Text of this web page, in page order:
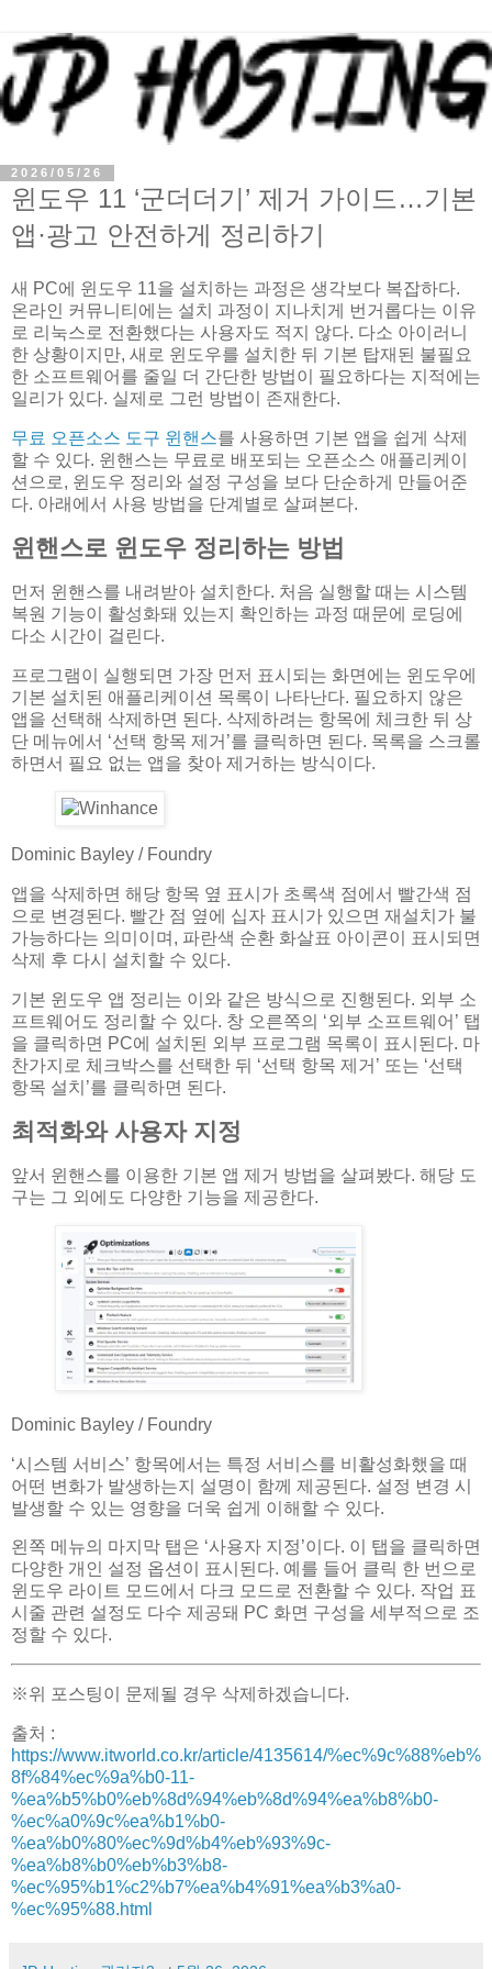
2026/05/26
윈도우 11 ‘군더더기’ 제거 가이드…기본
앱·광고 안전하게 정리하기
새 PC에 윈도우 11을 설치하는 과정은 생각보다 복잡하다.
온라인 커뮤니티에는 설치 과정이 지나치게 번거롭다는 이유
로 리눅스로 전환했다는 사용자도 적지 않다. 다소 아이러니
한 상황이지만, 새로 윈도우를 설치한 뒤 기본 탑재된 불필요
한 소프트웨어를 줄일 더 간단한 방법이 필요하다는 지적에는
일리가 있다. 실제로 그런 방법이 존재한다.
무료 오픈소스 도구 윈핸스를 사용하면 기본 앱을 쉽게 삭제
할 수 있다. 윈핸스는 무료로 배포되는 오픈소스 애플리케이
션으로, 윈도우 정리와 설정 구성을 보다 단순하게 만들어준
다. 아래에서 사용 방법을 단계별로 살펴본다.
윈핸스로 윈도우 정리하는 방법
먼저 윈핸스를 내려받아 설치한다. 처음 실행할 때는 시스템
복원 기능이 활성화돼 있는지 확인하는 과정 때문에 로딩에
다소 시간이 걸린다.
프로그램이 실행되면 가장 먼저 표시되는 화면에는 윈도우에
기본 설치된 애플리케이션 목록이 나타난다. 필요하지 않은
앱을 선택해 삭제하면 된다. 삭제하려는 항목에 체크한 뒤 상
단 메뉴에서 ‘선택 항목 제거’를 클릭하면 된다. 목록을 스크롤
하면서 필요 없는 앱을 찾아 제거하는 방식이다.
Dominic Bayley / Foundry
앱을 삭제하면 해당 항목 옆 표시가 초록색 점에서 빨간색 점
으로 변경된다. 빨간 점 옆에 십자 표시가 있으면 재설치가 불
가능하다는 의미이며, 파란색 순환 화살표 아이콘이 표시되면
삭제 후 다시 설치할 수 있다.
기본 윈도우 앱 정리는 이와 같은 방식으로 진행된다. 외부 소
프트웨어도 정리할 수 있다. 창 오른쪽의 ‘외부 소프트웨어’ 탭
을 클릭하면 PC에 설치된 외부 프로그램 목록이 표시된다. 마
찬가지로 체크박스를 선택한 뒤 ‘선택 항목 제거’ 또는 ‘선택
항목 설치’를 클릭하면 된다.
최적화와 사용자 지정
앞서 윈핸스를 이용한 기본 앱 제거 방법을 살펴봤다. 해당 도
구는 그 외에도 다양한 기능을 제공한다.
Dominic Bayley / Foundry
‘시스템 서비스’ 항목에서는 특정 서비스를 비활성화했을 때
어떤 변화가 발생하는지 설명이 함께 제공된다. 설정 변경 시
발생할 수 있는 영향을 더욱 쉽게 이해할 수 있다.
왼쪽 메뉴의 마지막 탭은 ‘사용자 지정’이다. 이 탭을 클릭하면
다양한 개인 설정 옵션이 표시된다. 예를 들어 클릭 한 번으로
윈도우 라이트 모드에서 다크 모드로 전환할 수 있다. 작업 표
시줄 관련 설정도 다수 제공돼 PC 화면 구성을 세부적으로 조
정할 수 있다.
※위 포스팅이 문제될 경우 삭제하겠습니다.
출처 :
https://www.itworld.co.kr/article/4135614/%ec%9c%88%eb%
8f%84%ec%9a%b0-11-
%ea%b5%b0%eb%8d%94%eb%8d%94%ea%b8%b0-
%ec%a0%9c%ea%b1%b0-
%ea%b0%80%ec%9d%b4%eb%93%9c-
%ea%b8%b0%eb%b3%b8-
%ec%95%b1%c2%b7%ea%b4%91%ea%b3%a0-
%ec%95%88.html